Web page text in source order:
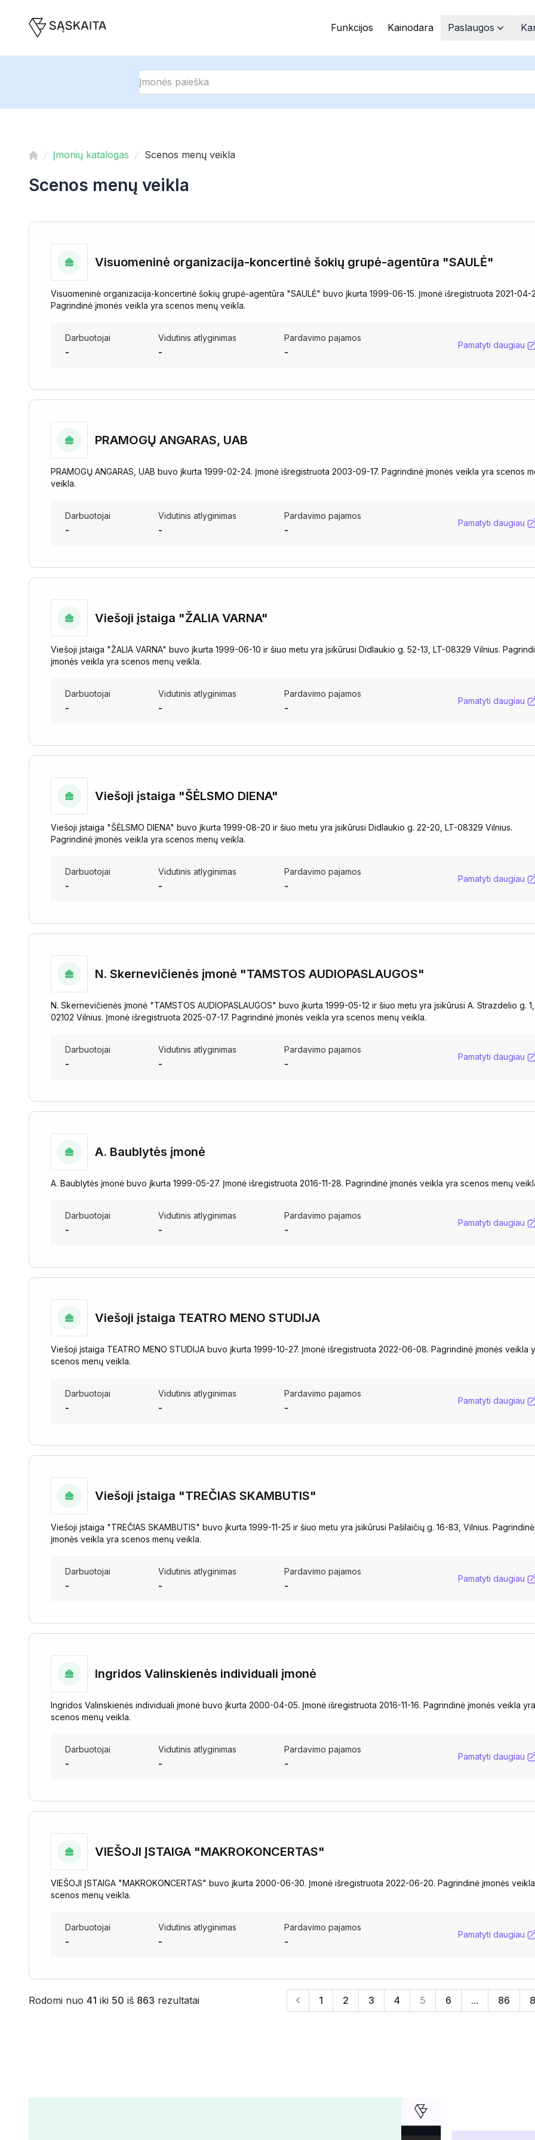
Funkcijos Kainodara Paslaugos
Įmonių katalogas Scenos menų veikla
Scenos menų veikla
Visuomeninė organizacija-koncertinė šokių grupė-agentūra "SAULĖ"
Visuomeninė organizacija-koncertinė šokių grupė-agentūra "SAULĖ" buvo įkurta 1999-06-15. Įmonė išregistruota 2021-04-
Pagrindinė įmonės veikla yra scenos menų veikla.
Darbuotojai
-
Vidutinis atlyginimas
-
Pardavimo pajamos
-
Pamatyti daugiau
PRAMOGŲ ANGARAS, UAB
PRAMOGŲ ANGARAS, UAB buvo įkurta 1999-02-24. Įmonė išregistruota 2003-09-17. Pagrindinė įmonės veikla yra scenos
veikla.
Darbuotojai
-
Vidutinis atlyginimas
-
Pardavimo pajamos
-
Pamatyti daugiau
Viešoji įstaiga "ŽALIA VARNA"
Viešoji įstaiga "ŽALIA VARNA" buvo įkurta 1999-06-10 ir šiuo metu yra įsikūrusi Didlaukio g. 52-13, LT-08329 Vilnius.
įmonės veikla yra scenos menų veikla.
Darbuotojai
-
Vidutinis atlyginimas
-
Pardavimo pajamos
-
Pamatyti daugiau
Viešoji įstaiga "ŠĖLSMO DIENA"
Viešoji įstaiga "ŠĖLSMO DIENA" buvo įkurta 1999-08-20 ir šiuo metu yra įsikūrusi Didlaukio g. 22-20, LT-08329 Vilnius.
Pagrindinė įmonės veikla yra scenos menų veikla.
Darbuotojai
-
Vidutinis atlyginimas
-
Pardavimo pajamos
-
Pamatyti daugiau
N. Skernevičienės įmonė "TAMSTOS AUDIOPASLAUGOS"
N. Skernevičienės įmonė "TAMSTOS AUDIOPASLAUGOS" buvo įkurta 1999-05-12 ir šiuo metu yra įsikūrusi A. Strazdelio g.
02102 Vilnius. Įmonė išregistruota 2025-07-17. Pagrindinė įmonės veikla yra scenos menų veikla.
Darbuotojai
-
Vidutinis atlyginimas
-
Pardavimo pajamos
-
Pamatyti daugiau
A. Baublytės įmonė
A. Baublytės įmonė buvo įkurta 1999-05-27. Įmonė išregistruota 2016-11-28. Pagrindinė įmonės veikla yra scenos menų
Darbuotojai
-
Vidutinis atlyginimas
-
Pardavimo pajamos
-
Pamatyti daugiau
Viešoji įstaiga TEATRO MENO STUDIJA
Viešoji įstaiga TEATRO MENO STUDIJA buvo įkurta 1999-10-27. Įmonė išregistruota 2022-06-08. Pagrindinė įmonės veikla
scenos menų veikla.
Darbuotojai
-
Vidutinis atlyginimas
-
Pardavimo pajamos
-
Pamatyti daugiau
Viešoji įstaiga "TREČIAS SKAMBUTIS"
Viešoji įstaiga "TREČIAS SKAMBUTIS" buvo įkurta 1999-11-25 ir šiuo metu yra įsikūrusi Pašilaičių g. 16-83, Vilnius. Pagrindinė
įmonės veikla yra scenos menų veikla.
Darbuotojai
-
Vidutinis atlyginimas
-
Pardavimo pajamos
-
Pamatyti daugiau
Ingridos Valinskienės individuali įmonė
Ingridos Valinskienės individuali įmonė buvo įkurta 2000-04-05. Įmonė išregistruota 2016-11-16. Pagrindinė įmonės veikla yra
scenos menų veikla.
Darbuotojai
-
Vidutinis atlyginimas
-
Pardavimo pajamos
-
Pamatyti daugiau
VIEŠOJI ĮSTAIGA "MAKROKONCERTAS"
VIEŠOJI ĮSTAIGA "MAKROKONCERTAS" buvo įkurta 2000-06-30. Įmonė išregistruota 2022-06-20. Pagrindinė įmonės
scenos menų veikla.
Darbuotojai
-
Vidutinis atlyginimas
-
Pardavimo pajamos
-
Pamatyti daugiau
Rodomi nuo 41 iki 50 iš 863 rezultatai 1 2 3 4 5 6 ... 86